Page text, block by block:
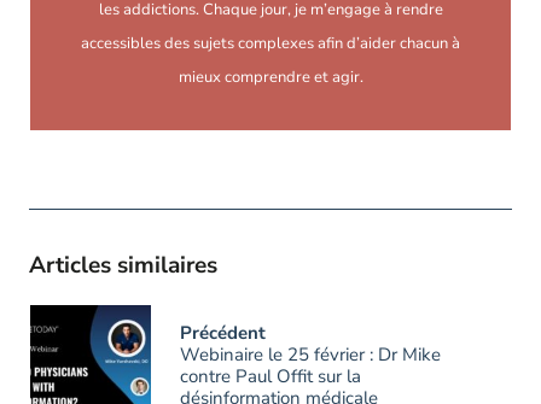
les addictions. Chaque jour, je m’engage à rendre
accessibles des sujets complexes afin d’aider chacun à
mieux comprendre et agir.
Articles similaires
Précédent
Webinaire le 25 février : Dr Mike
contre Paul Offit sur la
désinformation médicale